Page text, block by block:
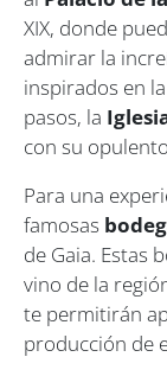
XIX, donde
admirar la
inspirados en
pasos, la
con su
Para una
famosas
de Gaia. Estas
vino de la
te permitirán
producción de